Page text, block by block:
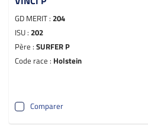
GD MERIT : 204
ISU : 202
Père : SURFER P
Code race : Holstein
Comparer